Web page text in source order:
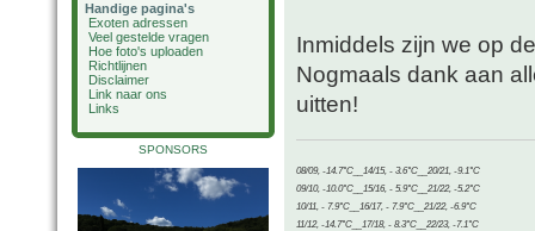
Handige pagina's
Exoten adressen
Veel gestelde vragen
Hoe foto's uploaden
Richtlijnen
Disclaimer
Link naar ons
Links
SPONSORS
Inmiddels zijn we op
Nogmaals dank aan
uitten!
08/09, -14.7°C__14/15, - 3.6°C__20/21, -9.1°C
09/10, -10.0°C__15/16, - 5.9°C__21/22, -5.2°C
10/11, - 7.9°C__16/17, - 7.9°C__21/22, -6.9°C
11/12, -14.7°C__17/18, - 8.3°C__22/23, -7.1°C